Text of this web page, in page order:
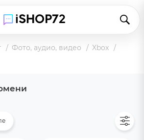
Фото, аудио, видео
Xbox